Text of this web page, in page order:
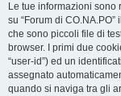
Le tue informazioni sono
su “Forum di
che sono piccoli file di
browser. I primi due
“user-id”) ed un
assegnato
quando si naviga tra gli